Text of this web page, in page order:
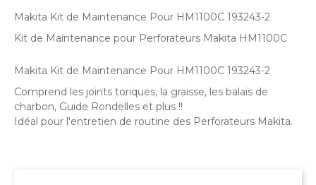
Makita Kit de Maintenance Pour HM1100C 193243-2
Kit de Maintenance pour Perforateurs Makita HM1100C
Makita Kit de Maintenance Pour HM1100C 193243-2
Comprend les joints toriques, la graisse, les balais de
charbon, Guide Rondelles et plus !!
Idéal pour l'entretien de routine des Perforateurs Makita.